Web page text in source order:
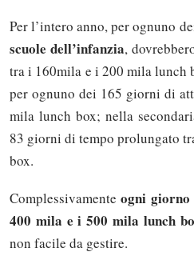
Per l’intero anno, per ognuno
scuole dell’infanzia,
tra i 160mila e i 200 mila lunch
per ognuno dei 165 giorni di
mila lunch box; nella
83 giorni di tempo prolungato
box.
Complessivamenteogni
400 mila e i 500 mila lunch
non facile da gestire.